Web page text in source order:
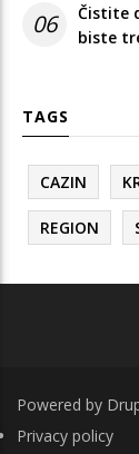
06
Čistite
biste
TAGS
CAZIN
REGION
Powered by
FOOTER
Privacy policy